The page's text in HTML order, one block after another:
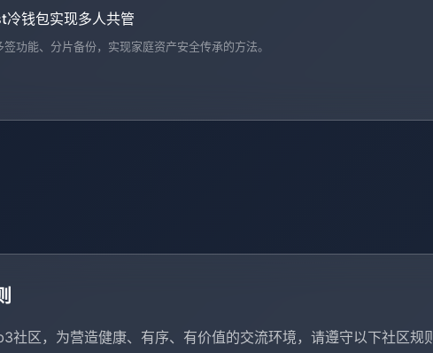
钱包实现多人共管
功能、分片备份，实现家庭资产安全传承的方法。
社区，为营造健康、有序、有价值的交流环境，请遵守以下社区规则